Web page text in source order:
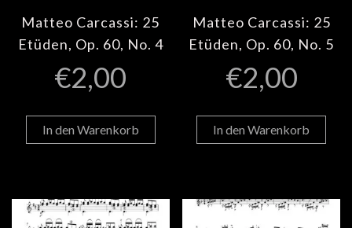
Matteo Carcassi: 25
Etüden, Op. 60, No. 4
€2,00
In den Warenkorb
Matteo Carcassi: 25
Etüden, Op. 60, No. 5
€2,00
In den Warenkorb